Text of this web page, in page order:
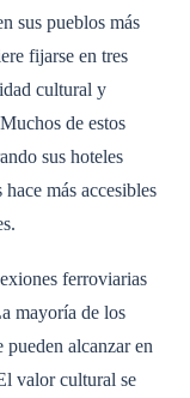
sus pueblos más
fijarse en tres
cultural y
de estos
sus hoteles
más accesibles
ferroviarias
mayoría de los
pueden alcanzar en
valor cultural se